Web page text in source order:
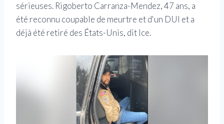
sérieuses. Rigoberto Carranza-Mendez, 47 ans, a
été reconnu coupable de meurtre et d'un DUI et a
déjà été retiré des États-Unis, dit Ice.